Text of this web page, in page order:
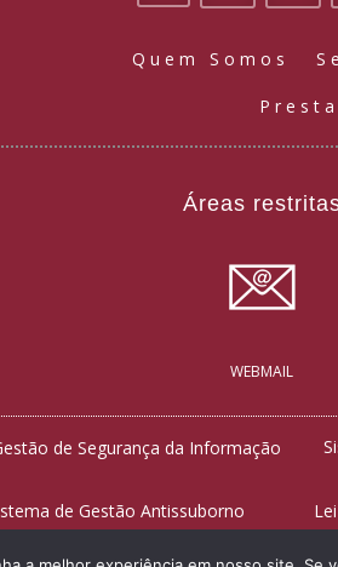
Quem Somos
Áreas
WEBMAIL
de Segurança da Informação
de Gestão Antissuborno